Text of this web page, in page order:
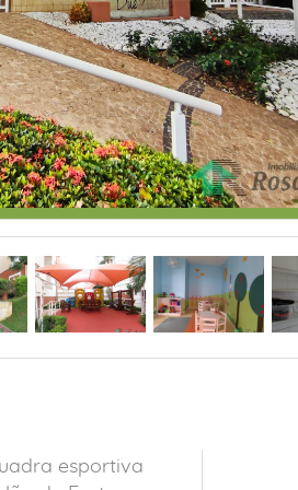
esportiva